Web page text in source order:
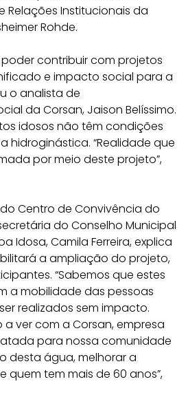
Relações Institucionais da
Rohde.
contribuir com projetos
e impacto social para a
o analista de
da Corsan, Jaison Belíssimo.
idosos não têm condições
hidroginástica. “Realidade que
por meio deste projeto”,
Centro de Convivência do
do Conselho Municipal
Idosa, Camila Ferreira, explica
a ampliação do projeto,
“Sabemos que estes
a mobilidade das pessoas
realizados sem impacto.
a ver com a Corsan, empresa
para nossa comunidade
desta água, melhorar a
quem tem mais de 60 anos”,